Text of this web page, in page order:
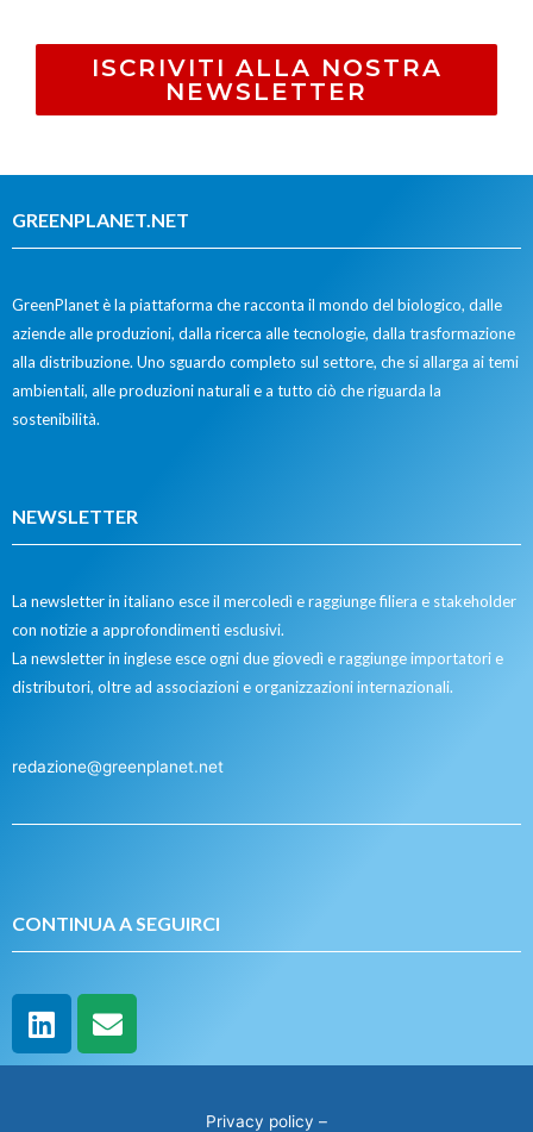
ISCRIVITI ALLA NOSTRA
NEWSLETTER
GREENPLANET.NET
GreenPlanet è la piattaforma che racconta il mondo del biologico, dalle
aziende alle produzioni, dalla ricerca alle tecnologie, dalla trasformazione
alla distribuzione. Uno sguardo completo sul settore, che si allarga ai temi
ambientali, alle produzioni naturali e a tutto ciò che riguarda la
sostenibilità.
NEWSLETTER
La newsletter in italiano esce il mercoledì e raggiunge filiera e stakeholder
con notizie a approfondimenti esclusivi.
La newsletter in inglese esce ogni due giovedì e raggiunge importatori e
distributori, oltre ad associazioni e organizzazioni internazionali.
redazione@greenplanet.net
CONTINUA A SEGUIRCI
Privacy policy –